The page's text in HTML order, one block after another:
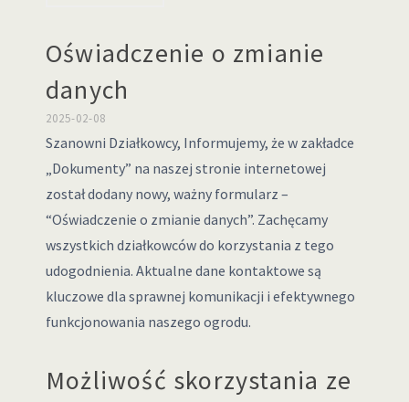
Oświadczenie o zmianie
danych
2025-02-08
Szanowni Działkowcy, Informujemy, że w zakładce
„Dokumenty” na naszej stronie internetowej
został dodany nowy, ważny formularz –
“Oświadczenie o zmianie danych”. Zachęcamy
wszystkich działkowców do korzystania z tego
udogodnienia. Aktualne dane kontaktowe są
kluczowe dla sprawnej komunikacji i efektywnego
funkcjonowania naszego ogrodu.
Możliwość skorzystania ze